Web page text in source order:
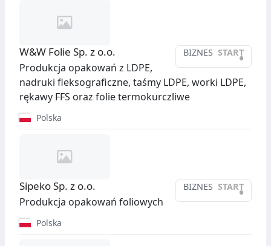
BIZNES START
•
W&W Folie Sp. z o.o.
Produkcja opakowań z LDPE,
nadruki fleksograficzne, taśmy LDPE, worki LDPE,
rękawy FFS oraz folie termokurczliwe
Polska
BIZNES START
•
Sipeko Sp. z o.o.
Produkcja opakowań foliowych
Polska